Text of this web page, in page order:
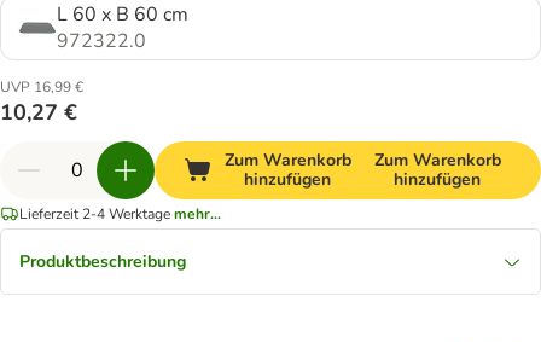
L 60 x B 60 cm
972322.0
UVP 16,99 €
10,27 €
Zum Warenkorb
hinzufügen
Zum Warenkorb
hinzufügen
Lieferzeit 2-4 Werktagemehr...
Produktbeschreibung